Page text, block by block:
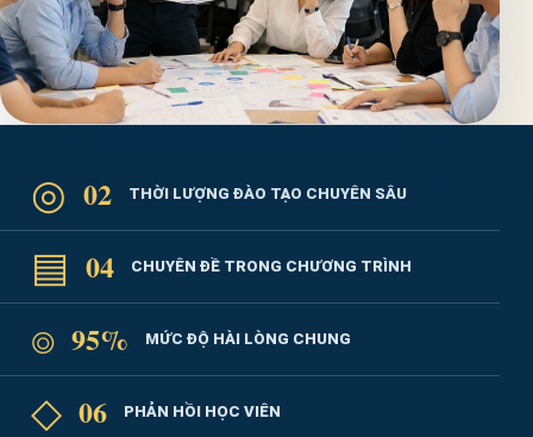
◎ 02 THỜI LƯỢNG ĐÀO TẠO CHUYÊN SÂU
▤ 04 CHUYÊN ĐỀ TRONG CHƯƠNG TRÌNH
⌾ 95% MỨC ĐỘ HÀI LÒNG CHUNG
◇ 06 PHẢN HỒI HỌC VIÊN